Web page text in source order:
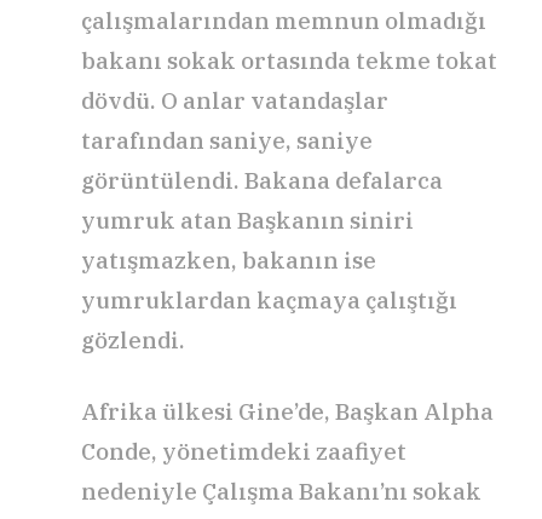
çalışmalarından memnun olmadığı
bakanı sokak ortasında tekme tokat
dövdü. O anlar vatandaşlar
tarafından saniye, saniye
görüntülendi. Bakana defalarca
yumruk atan Başkanın siniri
yatışmazken, bakanın ise
yumruklardan kaçmaya çalıştığı
gözlendi.
Afrika ülkesi Gine’de, Başkan Alpha
Conde, yönetimdeki zaafiyet
nedeniyle Çalışma Bakanı’nı sokak